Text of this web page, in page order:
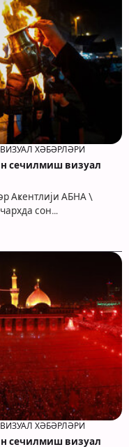
ХӘБӘРЛӘРИ
сечилмиш визуал
Аҝентлији АБНА \
сон…
ХӘБӘРЛӘРИ
сечилмиш визуал